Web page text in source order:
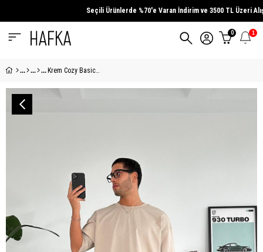
Seçili Ürünlerde%70'e Varan İndirim ve3500 TL Üzeri
0 1
Krem Cozy Basic Oversize Tişört